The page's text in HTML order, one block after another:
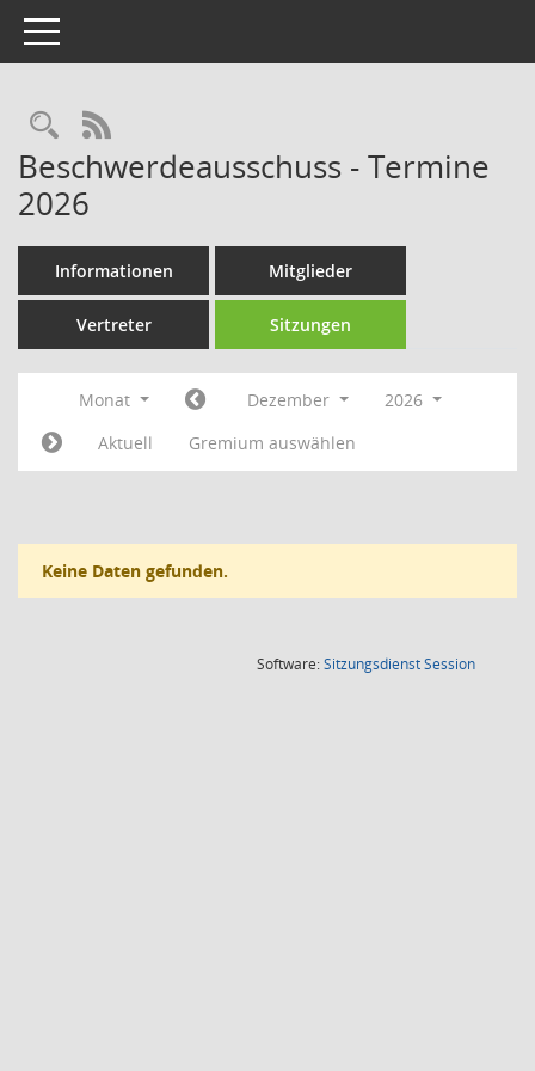
Toggle navigation
Rechercheauswahl
RSS-Feed
Beschwerdeausschuss - Termine
2026
Informationen Mitglieder
Vertreter Sitzungen
Monat Dezember
2026
Aktuell
Gremium auswählen
Keine Daten gefunden.
Software:SitzungsdienstSession(Wird in